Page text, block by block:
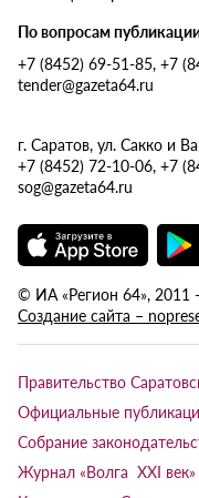
По вопросам
+7 (8452) 69-51-85, +7
tender@gazeta64.ru
г. Саратов, ул. Сакко и
+7 (8452) 72-10-06, +7
sog@gazeta64.ru
© ИА «Регион 64»,
Создание сайта –
Правительство
Официальные
Собрание
Журнал «Волга XXI век»